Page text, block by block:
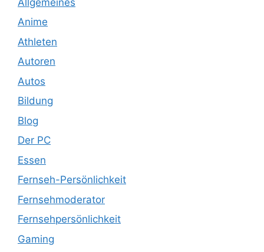
Anime
Athleten
Autoren
Autos
Bildung
Blog
Der PC
Essen
Fernseh-Persönlichkeit
Fernsehmoderator
Fernsehpersönlichkeit
Gaming